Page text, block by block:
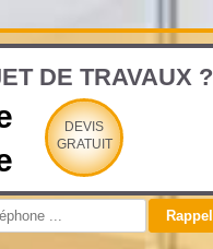
DE TRAVAUX ?
DEVIS
GRATUIT